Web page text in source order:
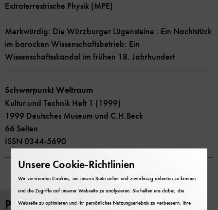
Extraterrestrische Physik (MPE)
Merkwürdig: Die Würzburger Lügensteine : Ein Nachtstück
im barocken Wissenschaftsbetrieb: Ein
Wissenschaftsskandal im frühen 18. Jahrhundert
Schwerpunkt Weltraum
Kultur und Technik Heft 1 (1999)
1999 Deutsches Museum und C.H.Beck
66 Seiten
ISSN 0344-5690
PDF Download
Unsere Cookie-Richtlinien
Wir verwenden Cookies, um unsere Seite sicher und zuverlässig anbieten zu können
und die Zugriffe auf unserer Webseite zu analysieren. Sie helfen uns dabei, die
Webseite zu optimieren und Ihr persönliches Nutzungserlebnis zu verbessern. Ihre